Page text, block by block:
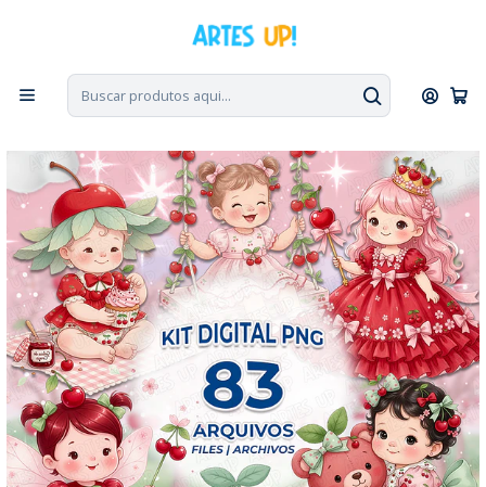
Escolha seu idioma. Change the language. Cambia el
Início Kit Digital Kit Digital PNG Menina Cereja Fofa